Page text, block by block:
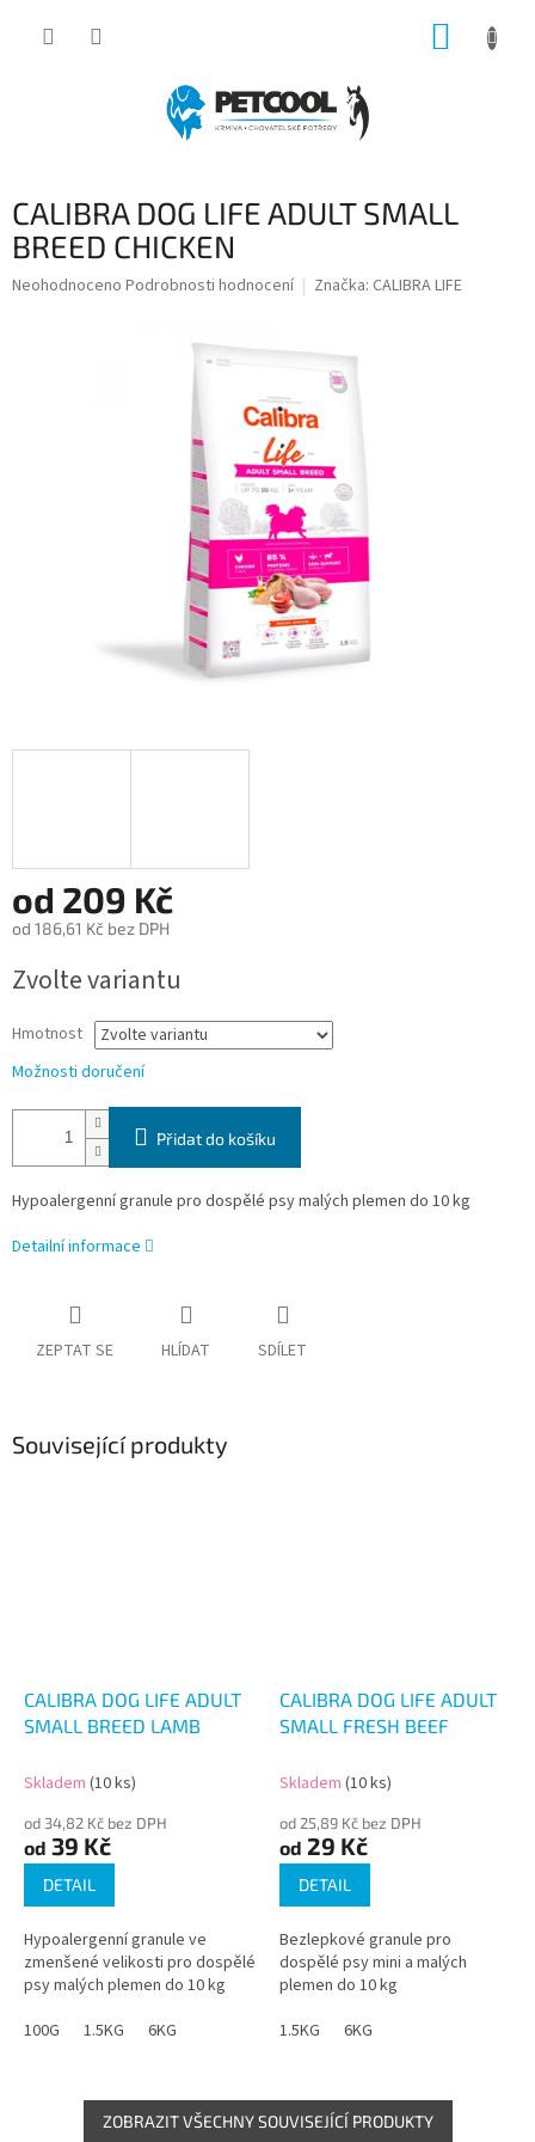
CALIBRA DOG LIFE ADULT SMALL
BREED CHICKEN
Průměrné
Neohodnoceno Podrobnosti hodnocení Značka: CALIBRA LIFE
od 209 Kč
od 186,61 Kč bez DPH
cena:
Zvolte variantu
Hmotnost
Možnosti doručení
Přidat do košíku
Hypoalergenní granule pro dospělé psy malých plemen do 10 kg
Detailní informace
ZEPTAT SE HLÍDAT SDÍLET
Související produkty
CALIBRA DOG LIFE ADULT
SMALL BREED LAMB
Skladem (10 ks)
od 34,82 Kč bez DPH
od 39 Kč
DETAIL
Hypoalergenní granule ve
zmenšené velikosti pro dospělé
psy malých plemen do 10 kg
100G
1.5KG 6KG
CALIBRA DOG LIFE ADULT
SMALL FRESH BEEF
Skladem (10 ks)
od 25,89 Kč bez DPH
od 29 Kč
DETAIL
Bezlepkové granule pro
dospělé psy mini a malých
plemen do 10 kg
1.5KG
6KG
ZOBRAZIT VŠECHNY SOUVISEJÍCÍ PRODUKTY